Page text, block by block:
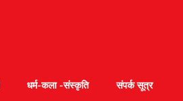
धर्म-कला -संस्कृति
संपर्क सूत्र